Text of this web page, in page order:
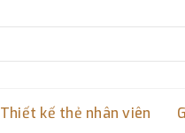
Thiết kế thẻ nhân viên